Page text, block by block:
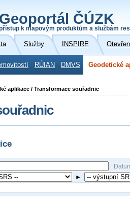
Geoportál ČÚZK
k mapovým produktům a službám
Služby INSPIRE
RÚIAN DMVS Geodetické
aplikace / Transformace souřadnic
►